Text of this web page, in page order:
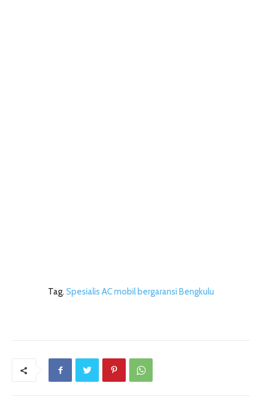
Tag. Spesialis AC mobil bergaransi Bengkulu